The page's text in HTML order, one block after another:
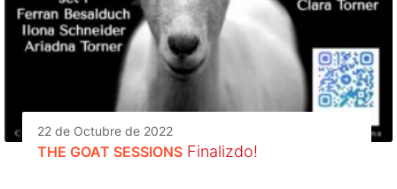
22 de Octubre de 2022
THE GOAT SESSIONS Finalizdo!